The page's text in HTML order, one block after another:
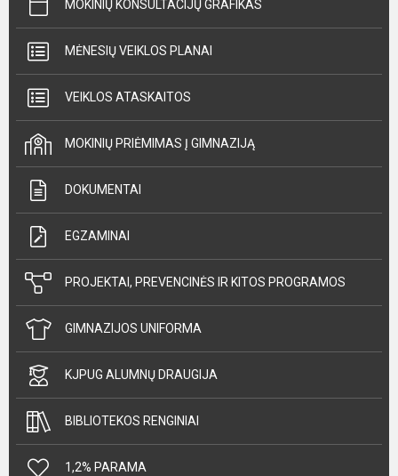
MOKINIŲ KONSULTACIJŲ GRAFIKAS
MĖNESIŲ VEIKLOS PLANAI
VEIKLOS ATASKAITOS
MOKINIŲ PRIĖMIMAS Į GIMNAZIJĄ
DOKUMENTAI
EGZAMINAI
PROJEKTAI, PREVENCINĖS IR KITOS PROGRAMOS
GIMNAZIJOS UNIFORMA
KJPUG ALUMNŲ DRAUGIJA
BIBLIOTEKOS RENGINIAI
1,2% PARAMA